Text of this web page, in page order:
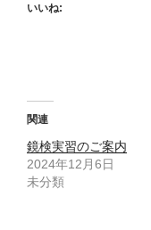
いいね:
関連
鏡検実習のご案内
2024年12月6日
未分類